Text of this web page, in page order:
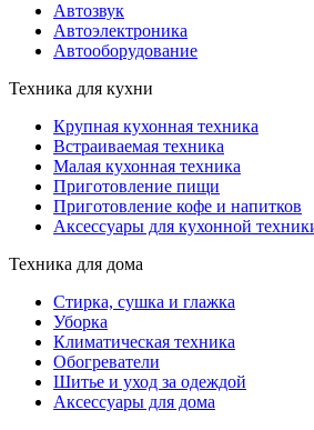
Автозвук
Автоэлектроника
Автооборудование
Техника для кухни
Крупная кухонная техника
Встраиваемая техника
Малая кухонная техника
Приготовление пищи
Приготовление кофе и напитков
Аксессуары для кухонной
Техника для дома
Стирка, сушка и глажка
Уборка
Климатическая техника
Обогреватели
Шитье и уход за одеждой
Аксессуары для дома